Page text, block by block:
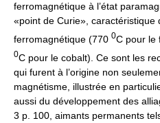
ferromagnétique à l’état
«point de Curie», caractéristique
ferromagnétique (770 0C pour le
0C pour le cobalt). Ce sont les
qui furent à l’origine non
magnétisme, illustrée en
aussi du développement des
3 p. 100, aimants permanents